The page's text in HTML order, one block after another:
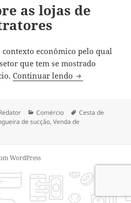
as lojas de
econômico pelo qual
que tem se mostrado
Continuar lendo Dúvidas sobre
Categorias
Comércio Tags
Cesta de
de sucção,Venda de
WordPress